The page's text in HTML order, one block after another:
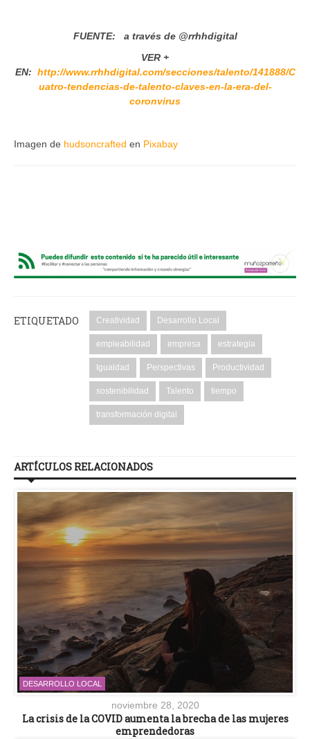
FUENTE: a través de @rrhhdigital
VER +
EN: http://www.rrhhdigital.com/secciones/talento/141888/C
uatro-tendencias-de-talento-claves-en-la-era-del-
coronvirus
Imagen de hudsoncrafted en Pixabay
ETIQUETADO Creatividad Desarrollo Local
empleabilidad empresa estrategia
Igualdad Perspectivas Productividad
sostenibilidad Talento tiempo
transformación digital
ARTÍCULOS RELACIONADOS
DESARROLLO LOCAL
noviembre 28, 2020
La crisis de la COVID aumenta la brecha de las mujeres
emprendedoras